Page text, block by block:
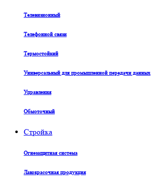
Телевизионный
Телефонной связи
Термостойкий
Универсальный для промышленной передачи данных
Управления
Обмоточный
Стройка
Огнезащитная система
Лакокрасочная продукция